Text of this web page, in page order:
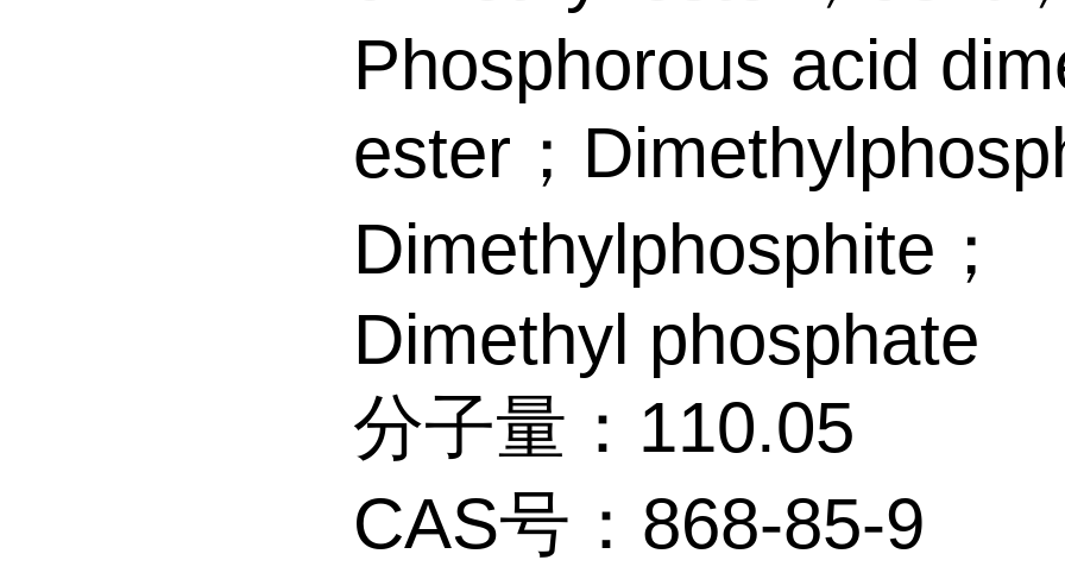
Phosphorous acid
ester；
Dimethylphosphite；
Dimethyl phosphate
分子量：110.05
CAS号：868-85-9